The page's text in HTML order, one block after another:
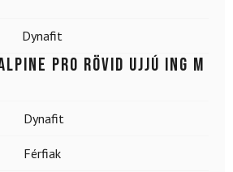
Dynafit
Alpine Pro rövid ujjú ing M
Dynafit
Férfiak